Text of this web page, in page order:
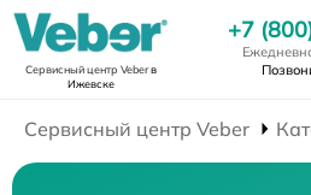
Сервисный центр Veberв
Ижевске
+7
Сервисный центр Veber